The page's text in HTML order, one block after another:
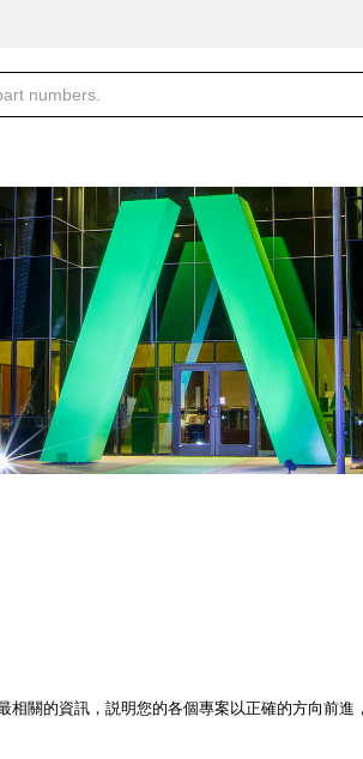
關的資訊，説明您的各個專案以正確的方向前進